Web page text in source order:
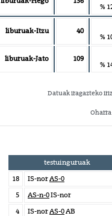
%
liburuak-Itzu 40
%
liburuak-Jato 109
%
Datuak iragazteko
testuinguruak
18
IS-norAS-0
5
AS-n-0IS-nor
4
IS-norAS-0AB